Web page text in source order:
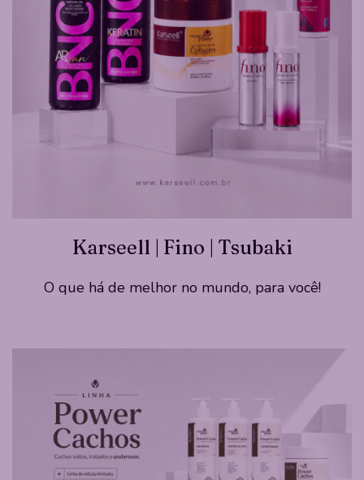
Karseell | Fino | Tsubaki
O que há de melhor no mundo, para você!